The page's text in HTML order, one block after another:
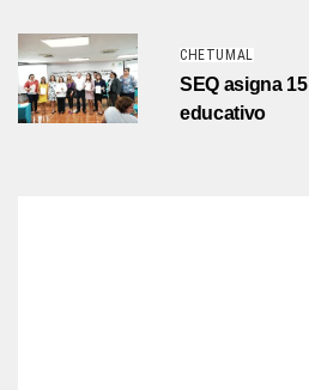
CHETUMAL
SEQ asigna
educativo